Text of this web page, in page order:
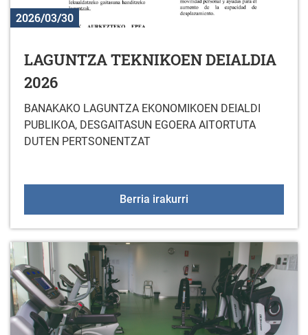
2026/03/30
LAGUNTZA TEKNIKOEN DEIALDIA
2026
BANAKAKO LAGUNTZA EKONOMIKOEN DEIALDI
PUBLIKOA, DESGAITASUN EGOERA AITORTUTA
DUTEN PERTSONENTZAT
Berria irakurri